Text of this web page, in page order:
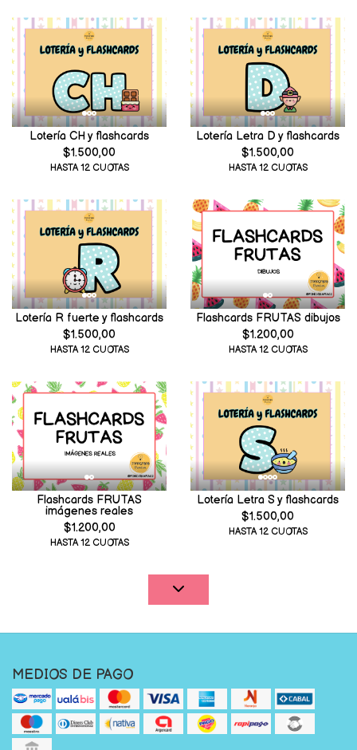
Lotería CH y flashcards
$1.500,00
HASTA 12 CUOTAS
Lotería Letra D y flashcards
$1.500,00
HASTA 12 CUOTAS
Lotería R fuerte y flashcards
$1.500,00
HASTA 12 CUOTAS
Flashcards FRUTAS dibujos
$1.200,00
HASTA 12 CUOTAS
Flashcards FRUTAS
imágenes reales
$1.200,00
HASTA 12 CUOTAS
Lotería Letra S y flashcards
$1.500,00
HASTA 12 CUOTAS
MEDIOS DE PAGO